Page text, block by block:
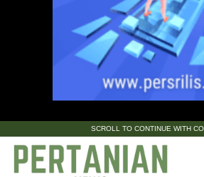
SCROLL TO CONTINUE WITH